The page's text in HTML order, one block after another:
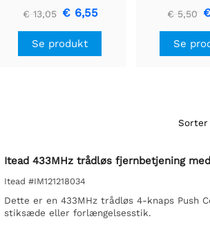
Adapter
€ 13,05 € 6,55
Se produkt
med
€ 5,50
Se
Itead 433MHz trådløs fjernbetjening
Itead #IM121218034
Dette er en 433MHz trådløs 4-knaps Push
stiksæde eller forlængelsesstik.